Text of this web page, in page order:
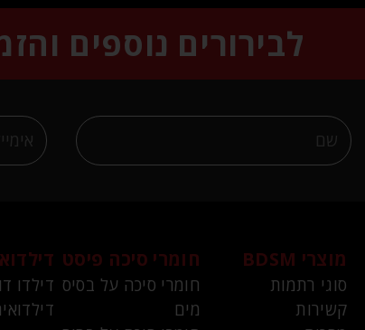
לבירורים נוספים
מוצרי BDSM
סוגי רתמות
קשירות
חומרי סיכה פיסט
חומרי סיכה על בסיס
מים
דילדו